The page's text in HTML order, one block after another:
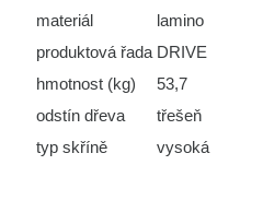
materiál
lamino
produktová řada DRIVE
hmotnost (kg)
53,7
odstín dřeva
třešeň
typ skříně
vysoká